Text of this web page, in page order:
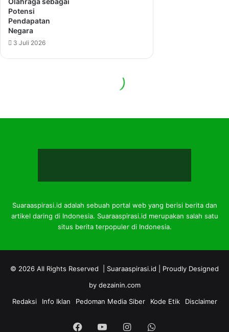
Suaraaspirasi.id adalah sebuah portal web yang berisi berita dan
artikel daring di Indonesia. Suaraaspirasi.id merupakan salah satu
situs berita terpopuler di Indonesia.
© 2026 All Rights Reserved | Suaraaspirasi.id | Proudly Designed
by dezainin.com
Redaksi
Info Iklan Pedoman Media Siber Kode Etik Disclaimer
FacebookYouTubeInstagramWhatsApp